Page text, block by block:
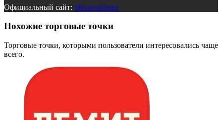
Официальный сайт: pivzavod.beer
Похожие торговые точки
Торговые точки, которыми пользователи интересовались чаще
всего.